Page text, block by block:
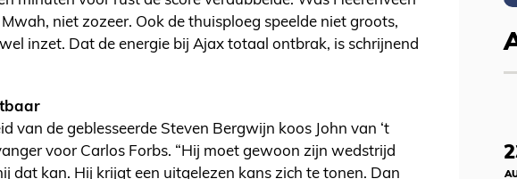
niet zozeer. Ook de thuisploeg speelde niet groots,
inzet. Dat de energie bij Ajax totaal ontbrak, is schrijnend
van de geblesseerde Steven Bergwijn koos John van ‘t
voor Carlos Forbs. “Hij moet gewoon zijn wedstrijd
dat kan. Hij krijgt een uitgelezen kans zich te tonen. Dan